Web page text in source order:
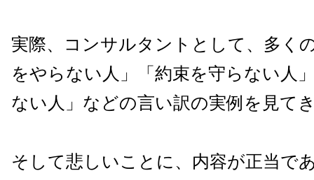
実際、コンサルタントとして、多く
をやらない人」「約束を守らない人
ない人」などの言い訳の実例を見て
そして悲しいことに、内容が正当で